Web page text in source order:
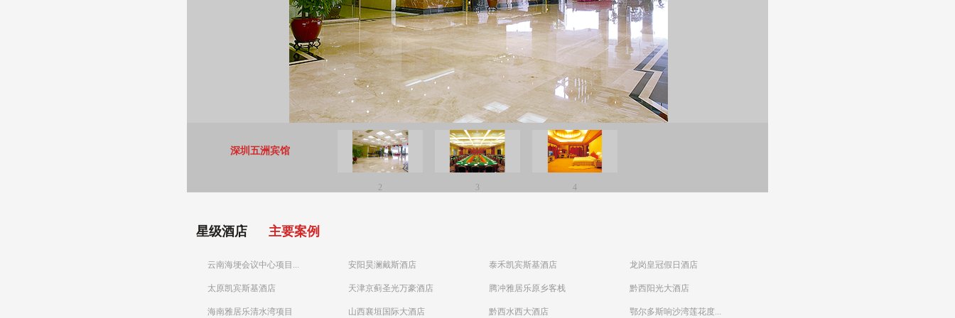
深圳五洲宾馆
2 3 4
星级酒店 主要案例
云南海埂会议中心项目...
太原凯宾斯基酒店
海南雅居乐清水湾项目
安阳昊澜戴斯酒店
天津京蓟圣光万豪酒店
山西襄垣国际大酒店
泰禾凯宾斯基酒店
腾冲雅居乐原乡客栈
黔西水西大酒店
龙岗皇冠假日酒店
黔西阳光大酒店
鄂尔多斯响沙湾莲花度...